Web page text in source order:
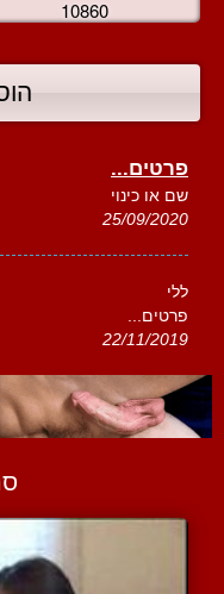
10860
פרטים...
שם או כינוי
25/09/2020
ללי
פרטים...
22/11/2019